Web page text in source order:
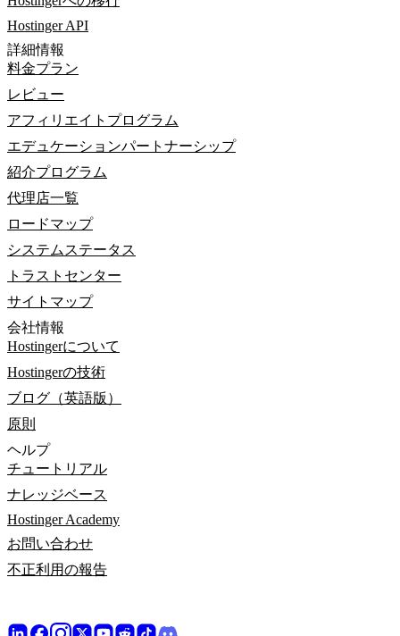
Hostinger API
詳細情報
料金プラン
レビュー
アフィリエイトプログラム
エデュケーションパートナーシップ
紹介プログラム
代理店一覧
ロードマップ
システムステータス
トラストセンター
サイトマップ
会社情報
Hostingerについて
Hostingerの技術
ブログ（英語版）
原則
ヘルプ
チュートリアル
ナレッジベース
Hostinger Academy
お問い合わせ
不正利用の報告